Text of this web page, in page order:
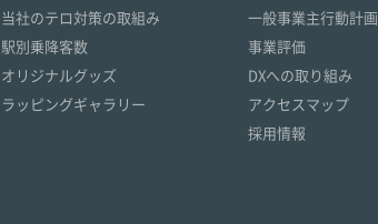
当社のテロ対策の取組み
駅別乗降客数
オリジナルグッズ
ラッピングギャラリー
一般事業主行動計画
事業評価
DXへの取り組み
アクセスマップ
採用情報